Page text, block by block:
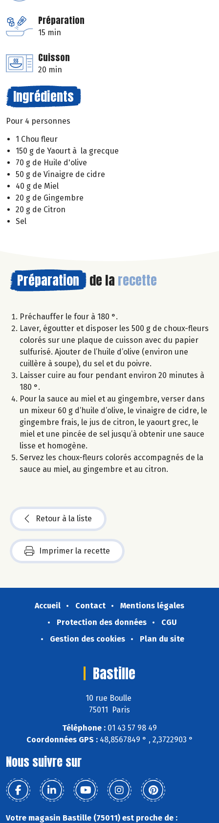
Préparation
15 min
Cuisson
20 min
Ingrédients
Pour 4 personnes
1 Chou fleur
150 g de Yaourt à la grecque
70 g de Huile d'olive
50 g de Vinaigre de cidre
40 g de Miel
20 g de Gingembre
20 g de Citron
Sel
Préparation de la recette
Préchauffer le four à 180 °.
Laver, égoutter et disposer les 500 g de choux-fleurs
colorés sur une plaque de cuisson avec du papier
sulfurisé. Ajouter de l’huile d’olive (environ une
cuillère à soupe), du sel et du poivre.
Laisser cuire au four pendant environ 20 minutes à
180 °.
Pour la sauce au miel et au gingembre, verser dans
un mixeur 60 g d’huile d’olive, le vinaigre de cidre, le
gingembre frais, le jus de citron, le yaourt grec, le
miel et une pincée de sel jusqu’à obtenir une sauce
lisse et homogène.
Servez les choux-fleurs colorés accompagnés de la
sauce au miel, au gingembre et au citron.
Retour à la liste
Imprimer la recette
Accueil Contact
Mentions légales
Protection des données
CGU
Gestion des cookies
Plan du site
Bastille
10 rue Boulle
75011 Paris
Téléphone : 01 43 57 98 49
Coordonnées GPS :48,8567849 ° , 2,3722903 °
Nous suivre sur
Votre magasin Bastille (75011) est proche de :